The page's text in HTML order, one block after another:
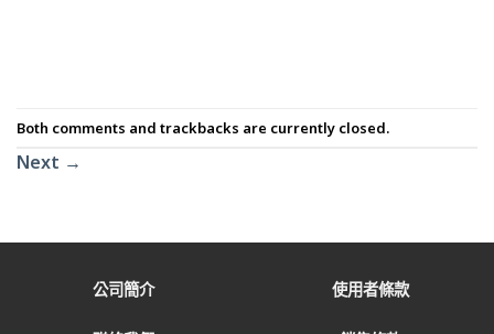
Both comments and trackbacks are currently closed.
Next →
公司簡介 使用者條款